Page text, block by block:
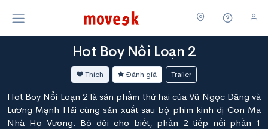
Hot Boy Nổi Loạn 2
Thích Đánh giá Trailer
Hot Boy Nổi Loạn 2 là sản phẩm thứ hai của Vũ Ngọc Đãng và
Lương Mạnh Hải cùng sản xuất sau bộ phim kinh dị Con Ma
Nhà Họ Vương. Bộ đôi cho biết, phần 2 tiếp nối phần 1